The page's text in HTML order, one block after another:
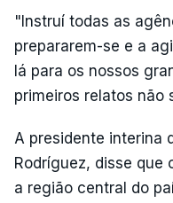
"Instruí todas as
prepararem-se e a
lá para os nossos
primeiros relatos não
A presidente interina
Rodríguez, disse que
a região central do